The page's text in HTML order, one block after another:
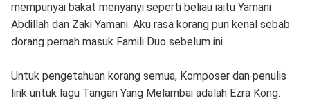
mempunyai bakat menyanyi seperti beliau iaitu Yamani
Abdillah dan Zaki Yamani. Aku rasa korang pun kenal sebab
dorang pernah masuk Famili Duo sebelum ini.
Untuk pengetahuan korang semua, Komposer dan penulis
lirik untuk lagu Tangan Yang Melambai adalah Ezra Kong.